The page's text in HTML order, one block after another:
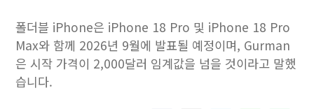
폴더블 iPhone은 iPhone 18 Pro 및 iPhone 18 Pro
Max와 함께 2026년 9월에 발표될 예정이며, Gurman
은 시작 가격이 2,000달러 임계값을 넘을 것이라고 말했
습니다.